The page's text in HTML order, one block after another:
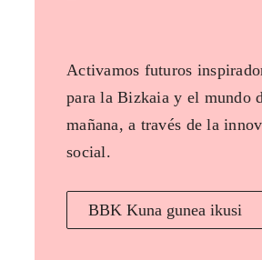
Activamos futuros
para la Bizkaia y el mundo
mañana, a través de la
social.
BBK Kuna gunea ikusi